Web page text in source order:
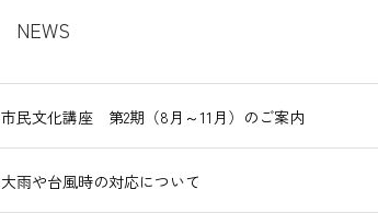
NEWS
市民文化講座 第2期（8月～11月）のご案内
大雨や台風時の対応について